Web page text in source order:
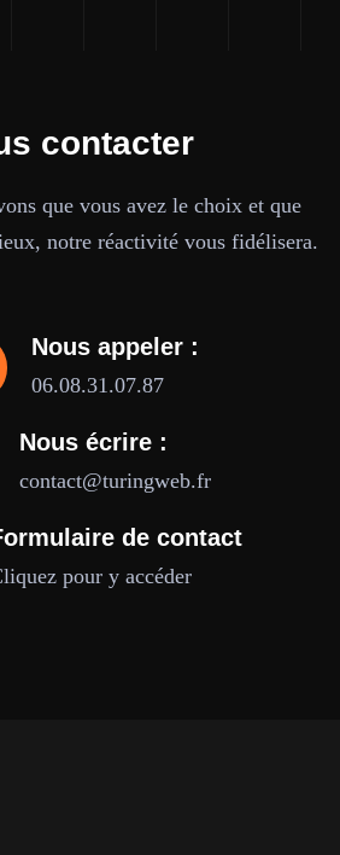
contacter
que vous avez le choix et que
notre réactivité vous fidélisera.
Nous appeler :
06.08.31.07.87
Nous écrire :
contact@turingweb.fr
de contact
pour y accéder